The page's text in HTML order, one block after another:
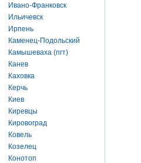
Ивано-Франковск
Ильичевск
Ирпень
Каменец-Подольский
Камышеваха (пгт)
Канев
Каховка
Керчь
Киев
Киревцы
Кировоград
Ковель
Козелец
Конотоп